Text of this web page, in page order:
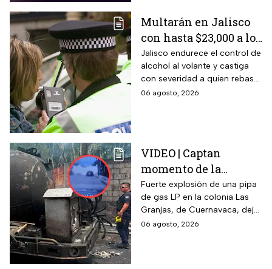
Multarán en Jalisco
con hasta $23,000 a los
conductores que
superen este límite en
la prueba de
alcoholemia
Jalisco endurece el control de
alcohol al volante y castiga
con severidad a quien rebase
el nuevo límite de sangre o
06 agosto, 2026
VIDEO | Captan
momento de la
explosión de pipa de
gas en Cuernavaca:
¡Imágenes sensibles!
Fuerte explosión de una pipa
de gas LP en la colonia Las
Granjas, de Cuernavaca, dejó
21 heridos y causó pánico
06 agosto, 2026